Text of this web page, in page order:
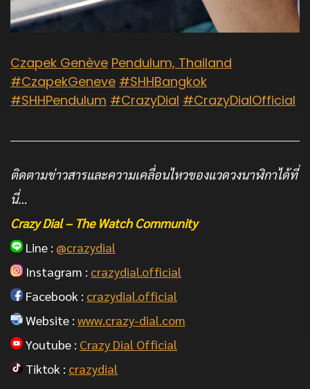
Czapek Genève Pendulum, Thailand
#CzapekGeneve #SHHBangkok
#SHHPendulum #CrazyDial #CrazyDialOfficial
ติดตามข่าวสารและความเคลื่อนไหวของแวดวงนาฬิกาได้ที่
นี่…
Crazy Dial – The Watch Community
Line : @crazydial
Instagram : crazydial.official
Facebook : crazydial.official
Website : www.crazy-dial.com
Youtube : Crazy Dial Official
Tiktok : crazydial